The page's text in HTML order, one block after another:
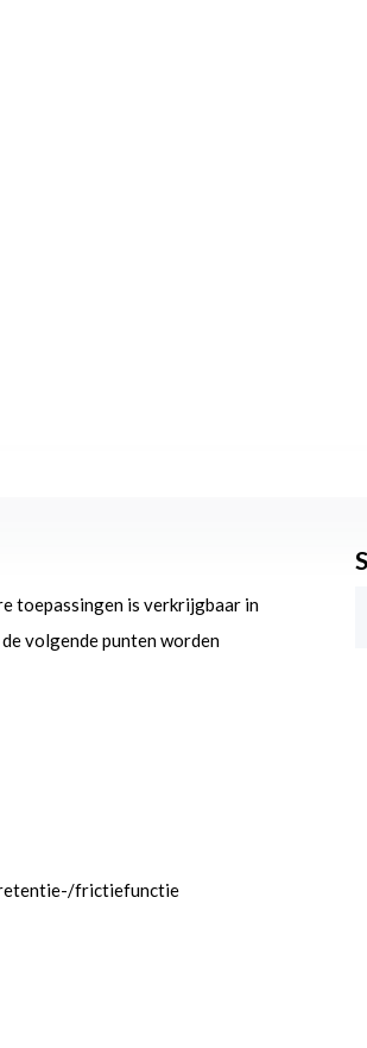
toepassingen is verkrijgbaar in
volgende punten worden
retentie-/frictiefunctie